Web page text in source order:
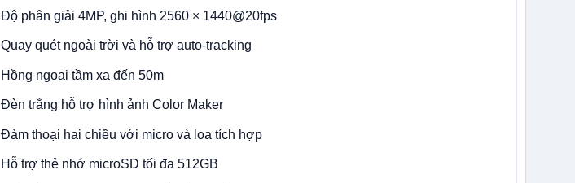
Độ phân giải 4MP, ghi hình 2560 × 1440@20fps
Quay quét ngoài trời và hỗ trợ auto-tracking
Hồng ngoại tầm xa đến 50m
Đèn trắng hỗ trợ hình ảnh Color Maker
Đàm thoại hai chiều với micro và loa tích hợp
Hỗ trợ thẻ nhớ microSD tối đa 512GB